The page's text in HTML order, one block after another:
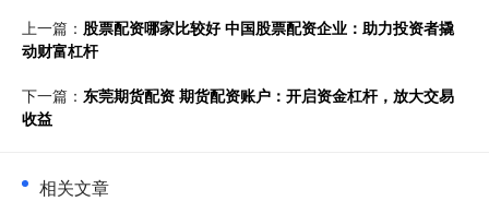
上一篇： 股票配资哪家比较好 中国股票配资企业：助力投资者撬
动财富杠杆
下一篇： 东莞期货配资 期货配资账户：开启资金杠杆，放大交易
收益
相关文章